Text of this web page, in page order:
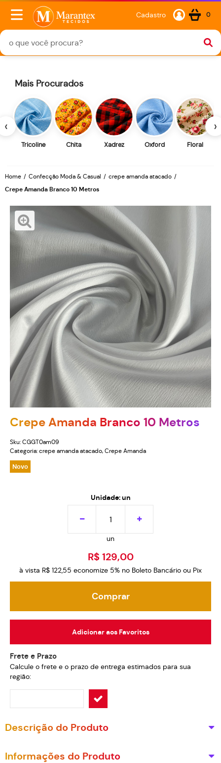
Cadastro 0
‹
Mais Procurados
Tricoline Chita Xadrez Oxford Floral
›
Home Confecção Moda & Casual crepe amanda atacado
Crepe Amanda Branco 10 Metros
Crepe Amanda Branco 10 Metros
Sku: CGGT0am09
Categoria: crepe amanda atacado, Crepe Amanda
Novo
Unidade: un
un
R$ 129,00
à vista R$ 122,55 economize 5% no Boleto Bancário ou Pix
Comprar
Adicionar aos Favoritos
Frete e Prazo
Calcule o frete e o prazo de entrega estimados para sua
região:
Descrição do Produto
Informações do Produto